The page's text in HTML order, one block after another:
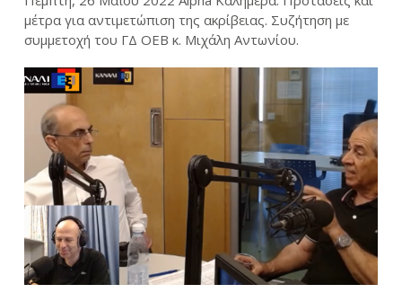
μέτρα για αντιμετώπιση της ακρίβειας. Συζήτηση με
συμμετοχή του ΓΔ ΟΕΒ κ. Μιχάλη Αντωνίου.